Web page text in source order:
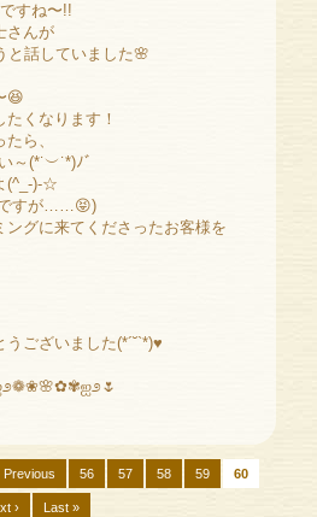
すね〜!!
さんが
と話していました🌸
😆
くなります！
ら、
～(*˙︶˙*)ﾉﾞ
(^_-)-☆
ですが……😝)
ングに来てくださったお客様を
ございました(*´˘`*)♥
Previous 56 57 58 59 60
› Last »